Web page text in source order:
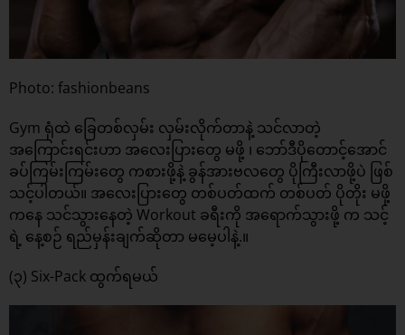
Photo: fashionbeans
Gym ရုံထဲ ခြေတစ်လှမ်း လှမ်းလိုက်တာနဲ့ သင်လာတဲ့
အကြောင်းရင်းဟာ အလေးပြားတွေ မဖို့ ၊ ဘော်ဒီပိုတောင့်အောင်
ခပ်ကြမ်းကြမ်းတွေ ကစားဖို့နဲ့ ခွန်အားဗလတွေ ပိုကြီးလာဖို့ပဲ ဖြစ်
သင့်ပါတယ်။ အလေးပြားတွေ တစ်ပတ်ထက် တစ်ပတ် ပိုတိုး မဖို့
ကနေ သင်သွားနေတဲ့ Workout ခရီးကို အရောက်သွားဖို့ က သင့်
ရဲ့ နေ့စဉ် ရည်မှန်းချက်ဆိုတာ မမေ့ပါနဲ့.။
(၃) Six-Pack ထွက်ရမယ်